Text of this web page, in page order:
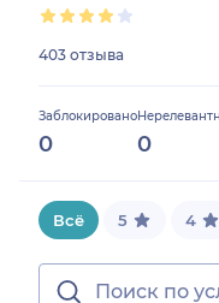
403 отзыва
Заблокировано
0 0
Всё 5 4